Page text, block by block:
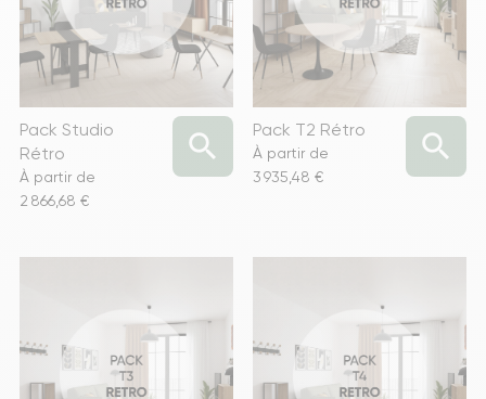
Pack Studio
Rétro
À partir de
2 866,68 €Prix
 Pack T2 Rétro
À partir de
3 935,48 €Prix
